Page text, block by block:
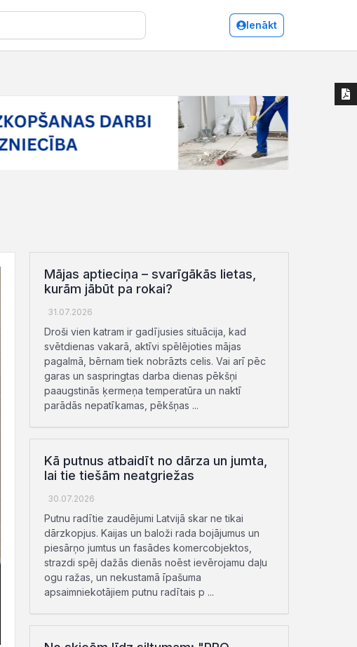
Ienākt
Mājas aptieciņa – svarīgākās lietas,
kurām jābūt pa rokai?
31.07.2026
Droši vien katram ir gadījusies situācija, kad
svētdienas vakarā, aktīvi spēlējoties mājas
pagalmā, bērnam tiek nobrāzts celis. Vai arī pēc
garas un saspringtas darba dienas pēkšņi
paaugstinās ķermeņa temperatūra un naktī
parādās nepatīkamas, pēkšņas ...
Kā putnus atbaidīt no dārza un jumta,
lai tie tiešām neatgriežas
30.07.2026
Putnu radītie zaudējumi Latvijā skar ne tikai
dārzkopjus. Kaijas un baloži rada bojājumus un
piesārņo jumtus un fasādes komercobjektos,
strazdi spēj dažās dienās noēst ievērojamu daļu
ogu ražas, un nekustamā īpašuma
apsaimniekotājiem putnu radītais p ...